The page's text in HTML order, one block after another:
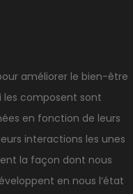
améliorer le bien-être
les composent sont
en fonction de leurs
interactions les unes
la façon dont nous
en nous l’état